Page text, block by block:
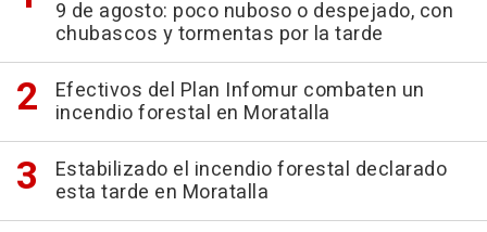
9 de agosto: poco nuboso o despejado, con
chubascos y tormentas por la tarde
Efectivos del Plan Infomur combaten un
incendio forestal en Moratalla
Estabilizado el incendio forestal declarado
esta tarde en Moratalla